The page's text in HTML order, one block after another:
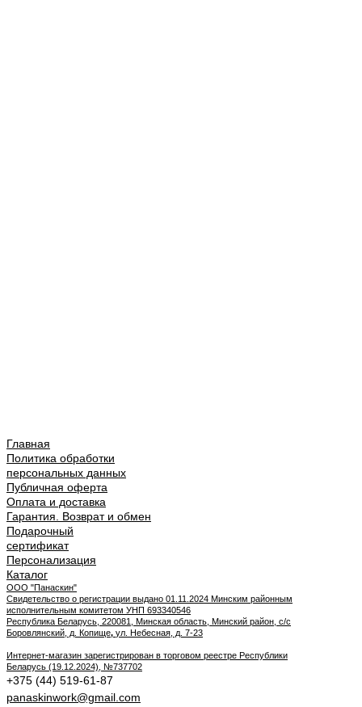
Главная
Политика обработки
персональных данных
Публичная оферта
Оплата и доставка
Гарантия. Возврат и обмен
Подарочный
сертификат
Персонализация
Каталог
ООО "Панаскин"
Свидетельство о регистрации выдано 01.11.2024 Минским районным
исполнительным комитетом УНП 693340546
Республика Беларусь, 220081, Минская область, Минский район, с/с
Боровлянский, д. Копище, ул. Небесная, д. 7-23
Интернет-магазин зарегистрирован в торговом реестре Республики
Беларусь (19.12.2024), №737702
+375 (44) 519-61-87
panaskinwork@gmail.com